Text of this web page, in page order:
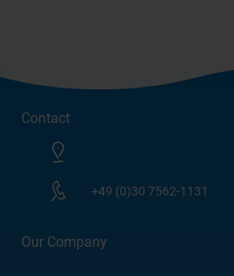
Contact
+49 (0)30 7562-1131
Our Company